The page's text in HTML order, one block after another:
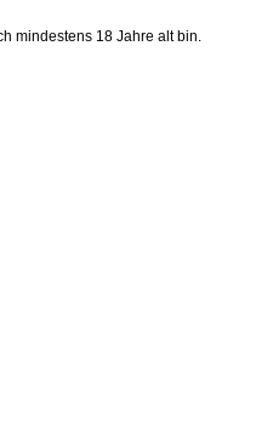
mindestens 18 Jahre alt bin.